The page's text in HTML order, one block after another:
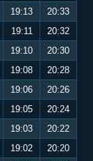
19:13
20:33
19:11
20:32
19:10
20:30
19:08
20:28
19:06
20:26
19:05
20:24
19:03
20:22
19:02
20:20